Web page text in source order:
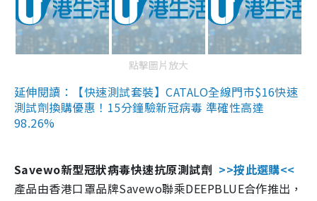
點擊圖片放大
延伸閱讀：【快速測試套裝】CATALO全線門市$16快速
測試劑換購優惠！15分鐘驗新冠病毒 準確性高達
98.26%
Savewo新型冠狀病毒快速抗原測試劑 >>按此選購<<
產品由香港口罩品牌Savewo聯乘DEEPBLUE合作推出，